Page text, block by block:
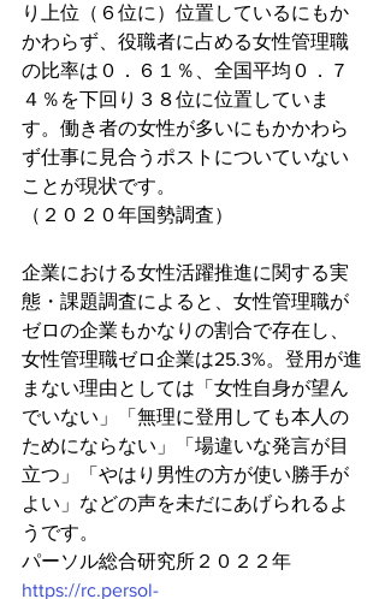
り上位（６位に）位置しているにもか
かわらず、役職者に占める女性管理職
の比率は０．６１％、全国平均０．７
４％を下回り３８位に位置していま
す。働き者の女性が多いにもかかわら
ず仕事に見合うポストについていない
ことが現状です。
（２０２０年国勢調査）
企業における女性活躍推進に関する実
態・課題調査によると、女性管理職が
ゼロの企業もかなりの割合で存在し、
女性管理職ゼロ企業は25.3%。登用が進
まない理由としては「女性自身が望ん
でいない」「無理に登用しても本人の
ためにならない」「場違いな発言が目
立つ」「やはり男性の方が使い勝手が
よい」などの声を未だにあげられるよ
うです。
パーソル総合研究所２０２２年
https://rc.persol-